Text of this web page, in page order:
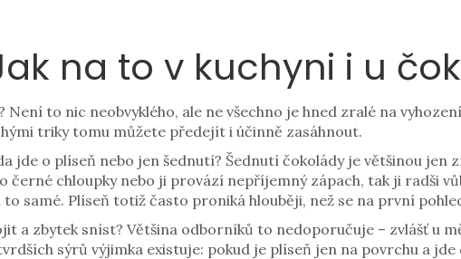
na to v kuchyni i u
to nic neobvyklého, ale ne všechno je hned zralé na
triky tomu můžete předejít i účinně zasáhnout.
jde o plíseň nebo jen šednutí? Šednutí čokolády je většinou jen
černé chloupky nebo ji provází nepříjemný zápach, tak ji radši
samé. Plíseň totiž často proniká hlouběji, než se na první
a zbytek sníst? Většina odborníků to nedoporučuje – zvlášť u
sýrů výjimka existuje: pokud je plíseň jen na povrchu a